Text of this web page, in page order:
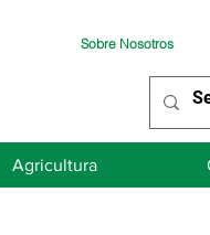
Sobre Nosotros
Agricultura